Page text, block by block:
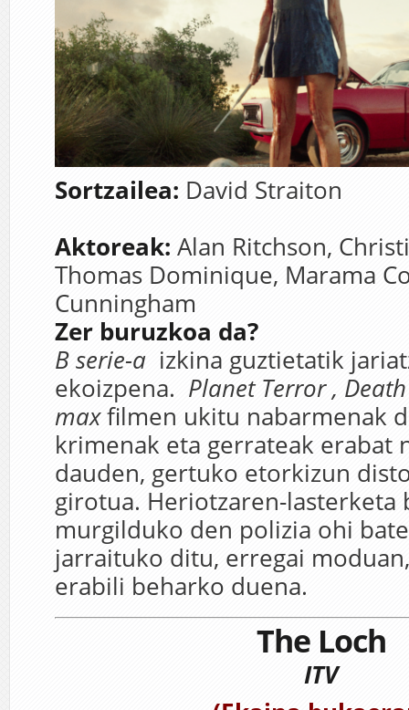
Sortzailea: David Straiton
Aktoreak: Alan Ritchson,
Thomas Dominique, Marama
Cunningham
Zer buruzkoa da?
B serie-a izkina guztietatik
ekoizpena. Planet Terror ,
maxfilmen ukitu nabarmenak
krimenak eta gerrateak erabat
dauden, gertuko etorkizun
girotua. Heriotzaren-lasterketa
murgilduko den polizia ohi
jarraituko ditu, erregai
erabili beharko duena.
The Loch
ITV